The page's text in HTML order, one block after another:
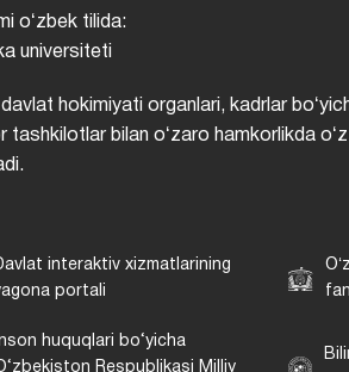
oʻzbek tilida:
universiteti
hokimiyati organlari, kadrlar
bilan oʻzaro hamkorlikda
interaktiv xizmatlarining
portali
huquqlari bo‘yicha
Respublikasi Milliy